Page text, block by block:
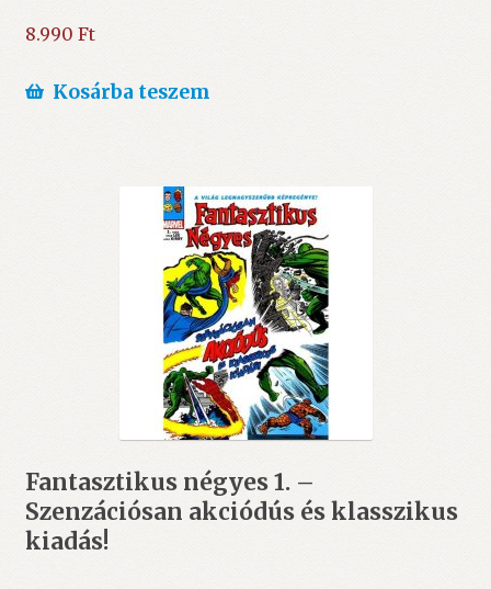
8.990 Ft
Kosárba teszem
Fantasztikus négyes 1. –
Szenzációsan akciódús és klasszikus
kiadás!